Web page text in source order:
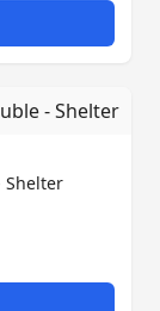
Shelter